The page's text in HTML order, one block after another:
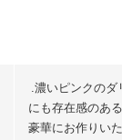
.濃いピンクの
にも存在感のあ
豪華にお作りい